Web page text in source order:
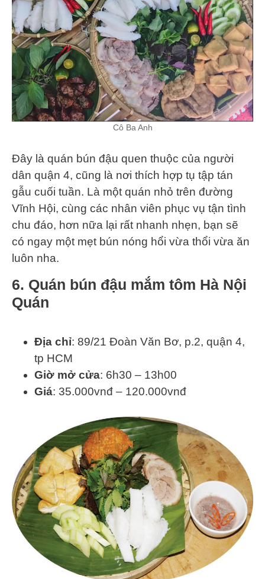
Cô Ba Anh
Đây là quán bún đậu quen thuộc của người
dân quận 4, cũng là nơi thích hợp tụ tập tán
gẫu cuối tuần. Là một quán nhỏ trên đường
Vĩnh Hội, cùng các nhân viên phục vụ tận tình
chu đáo, hơn nữa lại rất nhanh nhẹn, bạn sẽ
có ngay một mẹt bún nóng hổi vừa thổi vừa ăn
luôn nha.
6. Quán bún đậu mắm tôm Hà Nội
Quán
Địa chỉ: 89/21 Đoàn Văn Bơ, p.2, quận 4,
tp HCM
Giờ mở cửa: 6h30 – 13h00
Giá: 35.000vnđ – 120.000vnđ